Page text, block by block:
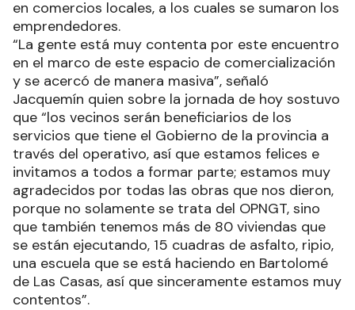
en comercios locales, a los cuales se sumaron los
emprendedores.
“La gente está muy contenta por este encuentro
en el marco de este espacio de comercialización
y se acercó de manera masiva”, señaló
Jacquemín quien sobre la jornada de hoy sostuvo
que “los vecinos serán beneficiarios de los
servicios que tiene el Gobierno de la provincia a
través del operativo, así que estamos felices e
invitamos a todos a formar parte; estamos muy
agradecidos por todas las obras que nos dieron,
porque no solamente se trata del OPNGT, sino
que también tenemos más de 80 viviendas que
se están ejecutando, 15 cuadras de asfalto, ripio,
una escuela que se está haciendo en Bartolomé
de Las Casas, así que sinceramente estamos muy
contentos”.